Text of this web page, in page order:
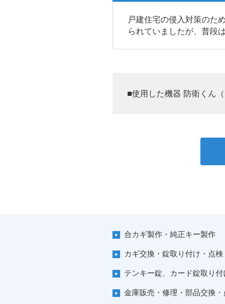
戸建住宅の侵入対策のた
られていましたが、普段
■使用した機器 防衛くん（
合カギ製作・純正キー製作
カギ交換・錠取り付け・点検
テンキー錠、カード錠取り付
金庫販売・修理・部品交換・